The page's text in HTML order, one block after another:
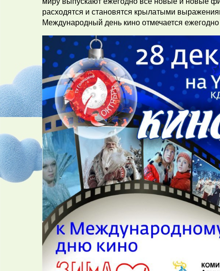
расходятся и становятся крылатыми
Международный день кино отмечается